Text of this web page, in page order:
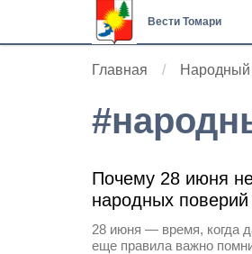
Вести Томари
Главная Народный
#
Почему 28 июня
народных поверий
28 июня — время, когда
еще правила важно